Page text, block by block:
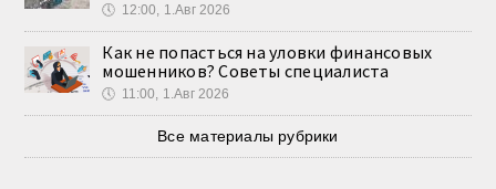
🕔 12:00, 1.Авг 2026
Как не попасться на уловки финансовых
мошенников? Советы специалиста
🕔 11:00, 1.Авг 2026
Все материалы рубрики